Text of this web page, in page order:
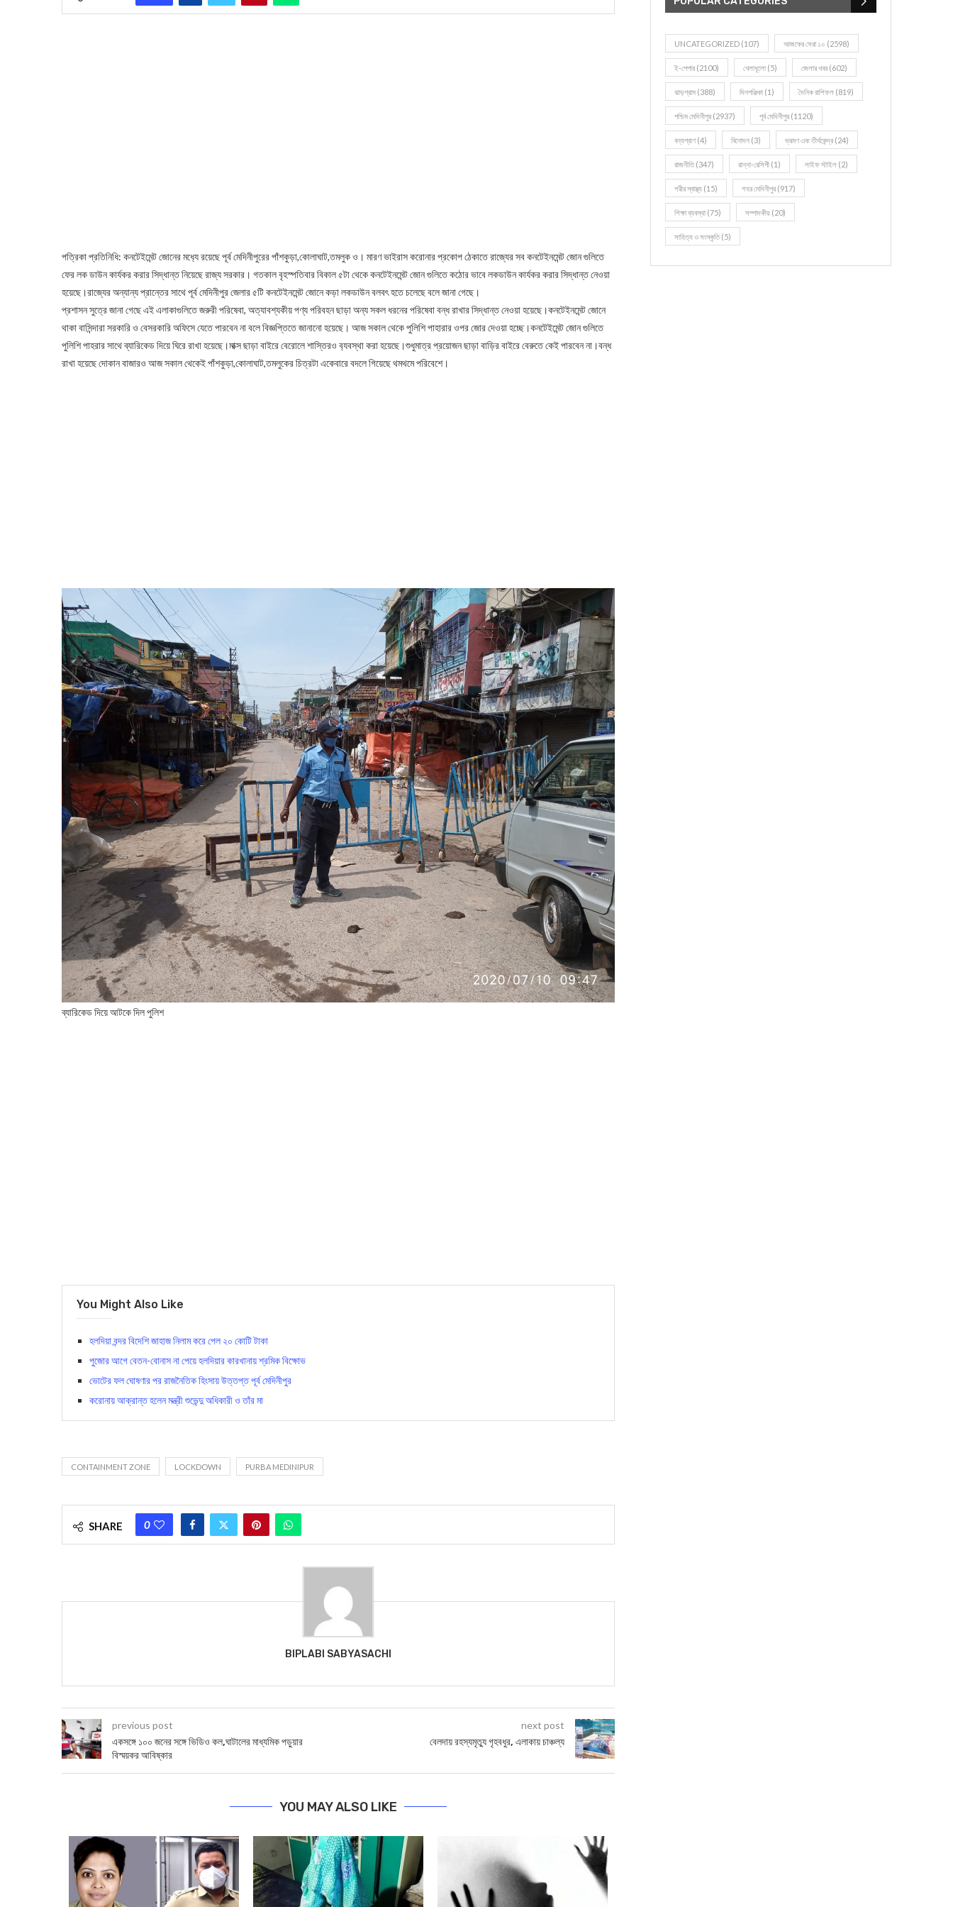
পত্রিকা প্রতিনিধি: কনটেইমেন্ট জোনের মধ‍্যে রয়েছে পূর্ব মেদিনীপুরের পাঁশকুড়া,কোলাঘাট,তমলুক ও। মারণ ভাইরাস করোনার প্রকোপ ঠেকাতে রাজ্যের সব কনটেইনমেন্ট জোন গুলিতে
ফের লক ডাউন কার্যকর করার সিদ্ধান্ত নিয়েছে রাজ্য সরকার। গতকাল বৃহস্পতিবার বিকাল ৫টা থেকে কনটেইনমেন্ট জোন গুলিতে কঠোর ভাবে লকডাউন কার্যকর করার সিদ্ধান্ত নেওয়া
হয়েছে।রাজ্যের অন্যান্য প্রান্তের সাথে পূর্ব মেদিনীপুর জেলার ৫টি কনটেইনমেন্ট জোনে কড়া লকডাউন বলবৎ হতে চলেছে বলে জানা গেছে।
প্রশাসন সুত্রে জানা গেছে এই এলাকাগুলিতে জরুরী পরিষেবা, অত্যাবশ্যকীয় পণ্য পরিবহন ছাড়া অন্য সকল ধরনের পরিষেবা বন্ধ রাখার সিদ্ধান্ত নেওয়া হয়েছে।কনটেইনমেন্ট জোনে
থাকা বাসিন্দারা সরকারি ও বেসরকারি অফিসে যেতে পারবেন না বলে বিজ্ঞপ্তিতে জানানো হয়েছে। আজ সকাল থেকে পুলিশি পাহারার ওপর জোর দেওয়া হচ্ছে।কনটেইমেন্ট জোন গুলিতে
পুলিশি পাহরার সাথে ব্যারিকেড দিয়ে ঘিরে রাখা হয়েছে।মাক্স ছাড়া বাইরে বেরোলে শাস্তিরও ব‍্যবস্থা করা হয়েছে।শুধুমাত্র প্রয়োজন ছাড়া বাড়ির বাইরে বেরুতে কেই পারবেন না।বন্ধ
রাখা হয়েছে দোকান বাজারও আজ সকাল থেকেই পাঁশকুড়া,কোলাঘাট,তমলুকের চিত্রটা একেবারে বদলে গিয়েছে থমথমে পরিবেশে।
ব্যারিকেড দিয়ে আটকে দিল পুলিশ
You Might Also Like
হলদিয়া বন্দর বিদেশি জাহাজ নিলাম করে পেল ২০ কোটি টাকা
পুজোর আগে বেতন-বোনাস না পেয়ে হলদিয়ার কারখানায় শ্রমিক বিক্ষোভ
ভোটের ফল ঘোষণার পর রাজনৈতিক হিংসায় উত্তপ্ত পূর্ব মেদিনীপুর
করোনায় আক্রান্ত হলেন মন্ত্রী শুভেন্দু অধিকারী ও তাঁর মা
CONTAINMENT ZONE LOCKDOWN PURBA MEDINIPUR
SHARE 0
BIPLABI SABYASACHI
previous post
একসঙ্গে ১০০ জনের সঙ্গে ভিডিও কল,ঘাটালের মাধ্যমিক পড়ুয়ার
বিস্ময়কর আবিষ্কার
next post
বেলদায় রহস্যমৃত্যু গৃহবধুর, এলাকায় চাঞ্চল্য
YOU MAY ALSO LIKE
UNCATEGORIZED (107) আজকের সেরা ১০ (2598)
ই-পেপার (2100) খেলাধূলো (5) জেলার খবর (602)
ঝাড়গ্রাম (388) দিনপঞ্জিকা (1) দৈনিক রাশিফল (819)
পশ্চিম মেদিনীপুর (2937) পূর্ব মেদিনীপুর (1120)
বন্যপ্রাণ (4) বিনোদন (3) ভ্রমণ এবং তীর্থকেন্দ্র (24)
রাজনীতি(347) রান্না-রেসিপী (1) লাইফ স্টাইল (2)
শরীর স্বাস্থ্য (15) শহর মেদিনীপুর (917)
শিক্ষা ব্যবস্থা (75) সম্পাদকীয় (20)
সাহিত্য ও সংস্কৃতি(5)